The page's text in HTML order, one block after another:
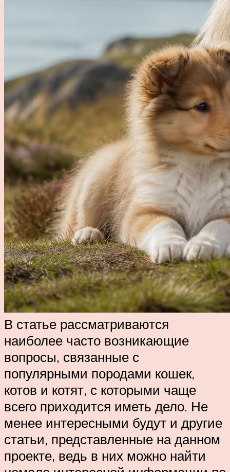
В статье рассматриваются
наиболее часто возникающие
вопросы, связанные с
популярными породами кошек,
котов и котят, с которыми чаще
всего приходится иметь дело. Не
менее интересными будут и другие
статьи, представленные на данном
проекте, ведь в них можно найти